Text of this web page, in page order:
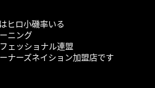
ヒロ小磯率いる
ニング
ェッショナル連盟
ナーズネイション加盟店です